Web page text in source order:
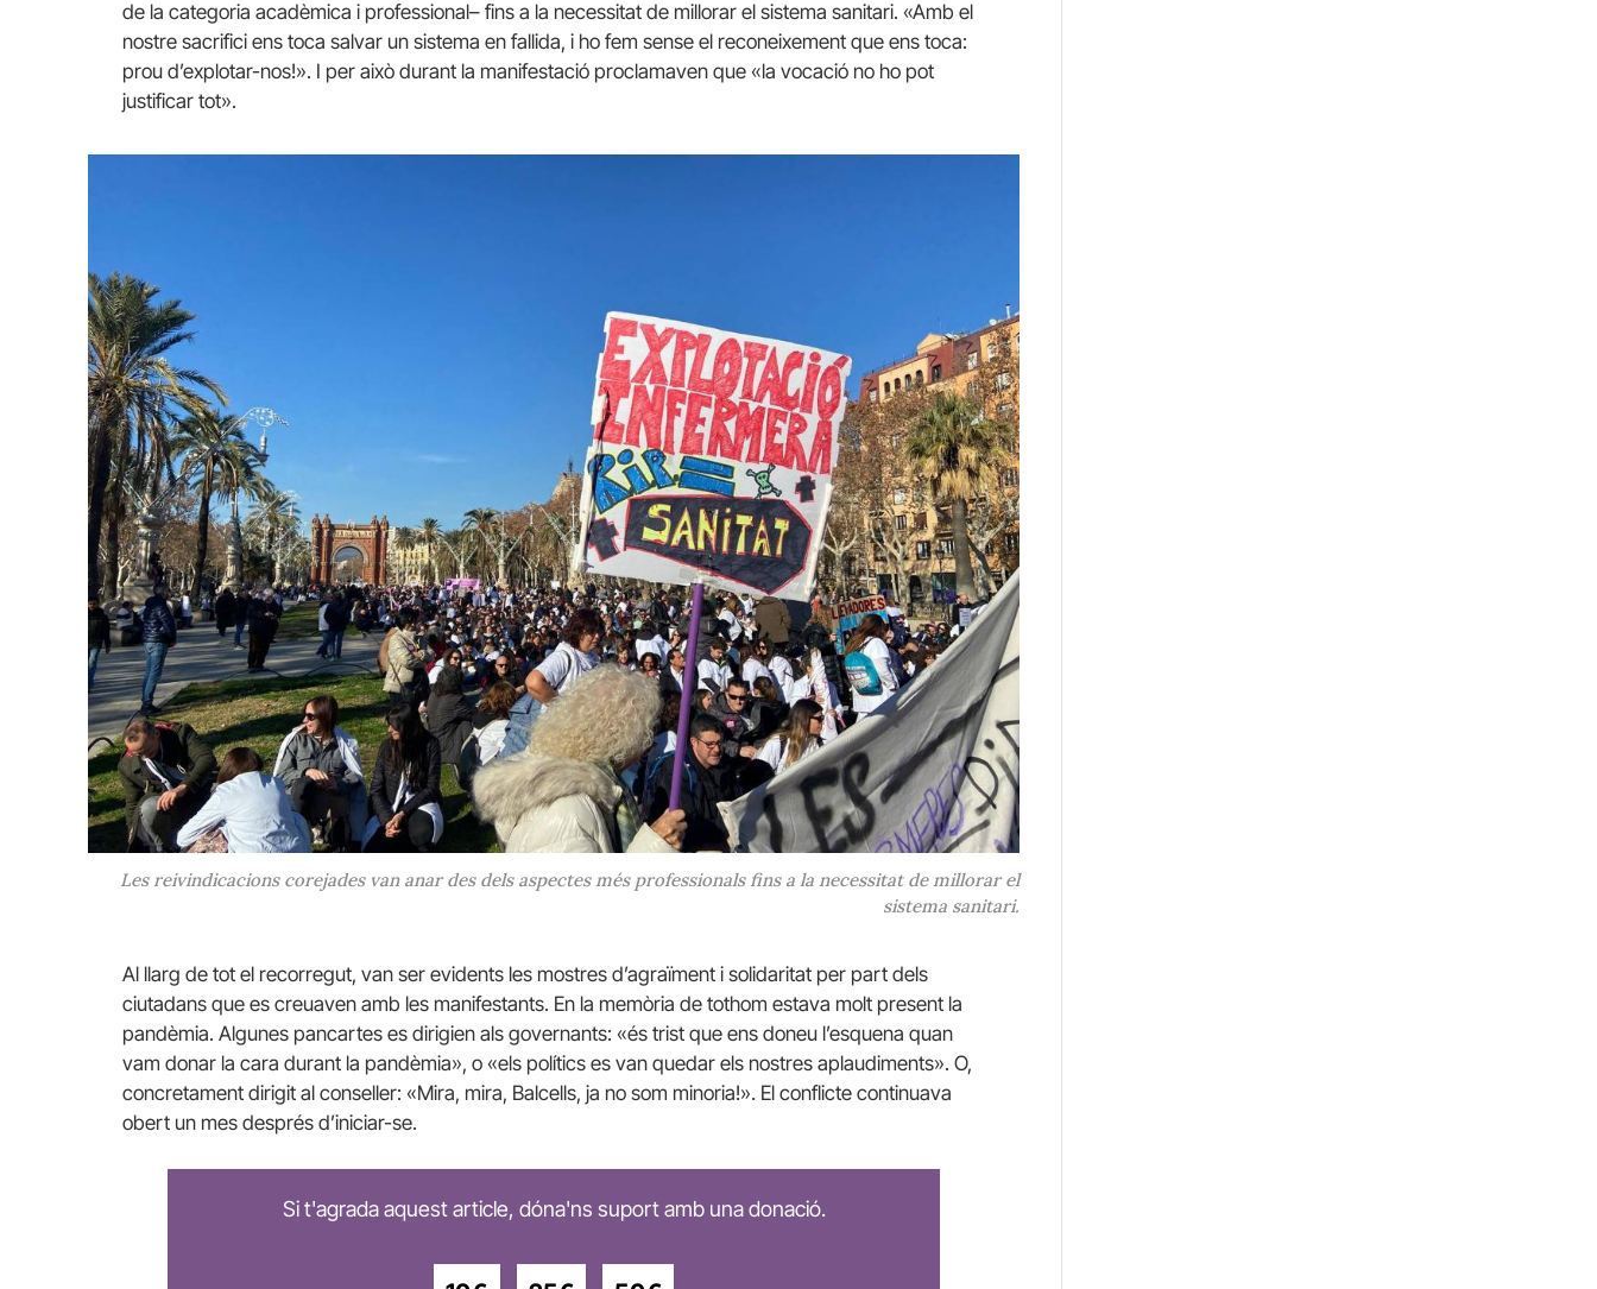
de la categoria acadèmica i professional– fins a la necessitat de millorar el sistema sanitari. «Amb el
nostre sacrifici ens toca salvar un sistema en fallida, i ho fem sense el reconeixement que ens toca:
prou d’explotar-nos!». I per això durant la manifestació proclamaven que «la vocació no ho pot
justificar tot».
Les reivindicacions corejades van anar des dels aspectes més professionals fins a la necessitat de millorar el
sistema sanitari.
Al llarg de tot el recorregut, van ser evidents les mostres d’agraïment i solidaritat per part dels
ciutadans que es creuaven amb les manifestants. En la memòria de tothom estava molt present la
pandèmia. Algunes pancartes es dirigien als governants: «és trist que ens doneu l’esquena quan
vam donar la cara durant la pandèmia», o «els polítics es van quedar els nostres aplaudiments». O,
concretament dirigit al conseller: «Mira, mira, Balcells, ja no som minoria!». El conflicte continuava
obert un mes després d’iniciar-se.
Si t'agrada aquest article, dóna'ns suport amb una donació.